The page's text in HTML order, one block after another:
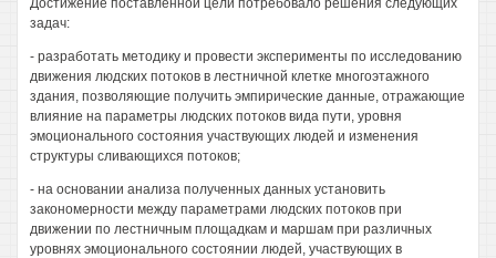
Достижение поставленной цели потребовало решения следующих
задач:
- разработать методику и провести эксперименты по исследованию
движения людских потоков в лестничной клетке многоэтажного
здания, позволяющие получить эмпирические данные, отражающие
влияние на параметры людских потоков вида пути, уровня
эмоционального состояния участвующих людей и изменения
структуры сливающихся потоков;
- на основании анализа полученных данных установить
закономерности между параметрами людских потоков при
движении по лестничным площадкам и маршам при различных
уровнях эмоционального состоянии людей, участвующих в